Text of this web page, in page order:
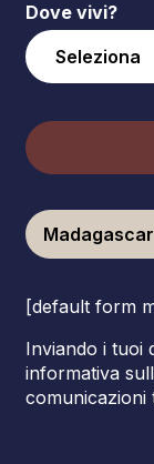
Dove vivi?
Madagascar
[default form
Inviando i tuoi
informativa
comunicazioni